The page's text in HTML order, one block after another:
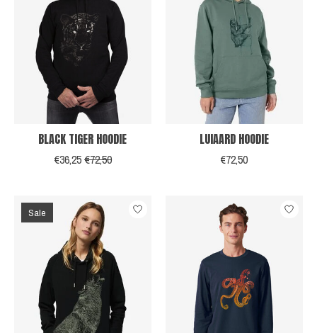
BLACK TIGER HOODIE
€36,25€72,50
LUIAARD HOODIE
€72,50
Sale